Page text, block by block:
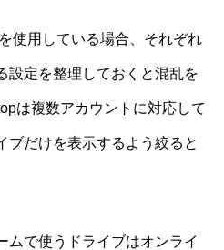
使用している場合、それぞれ
設定を整理しておくと混乱を
は複数アカウントに対応して
ブだけを表示するよう絞ると
ムで使うドライブはオンライ